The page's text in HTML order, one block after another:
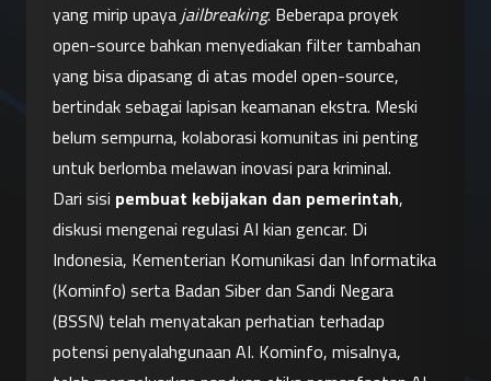
yang mirip upaya jailbreaking. Beberapa proyek
open-source bahkan menyediakan filter tambahan
yang bisa dipasang di atas model open-source,
bertindak sebagai lapisan keamanan ekstra. Meski
belum sempurna, kolaborasi komunitas ini penting
untuk berlomba melawan inovasi para kriminal.
Dari sisi pembuat kebijakan dan pemerintah,
diskusi mengenai regulasi AI kian gencar. Di
Indonesia, Kementerian Komunikasi dan Informatika
(Kominfo) serta Badan Siber dan Sandi Negara
(BSSN) telah menyatakan perhatian terhadap
potensi penyalahgunaan AI. Kominfo, misalnya,